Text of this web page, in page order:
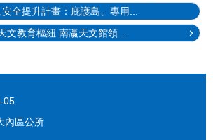
全提升計畫：庇護島、專用...
文教育樞紐 南瀛天文館領...
05
內區公所